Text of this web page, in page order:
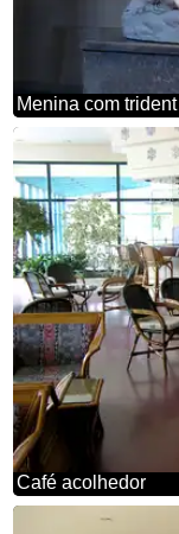
Menina com trident
Café acolhedor